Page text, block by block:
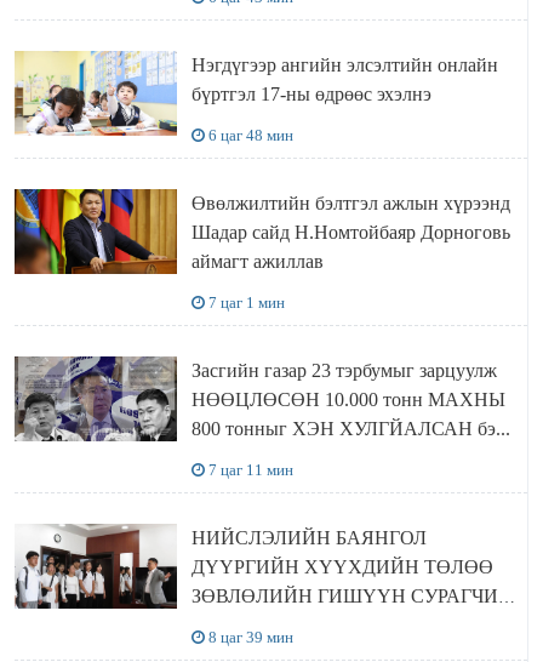
Нэгдүгээр ангийн элсэлтийн онлайн
бүртгэл 17-ны өдрөөс эхэлнэ
6 цаг 48 мин
Өвөлжилтийн бэлтгэл ажлын хүрээнд
Шадар сайд Н.Номтойбаяр Дорноговь
аймагт ажиллав
7 цаг 1 мин
Засгийн газар 23 тэрбумыг зарцуулж
НӨӨЦЛӨСӨН 10.000 тонн МАХНЫ
800 тонныг ХЭН ХУЛГЙАЛСАН бэ...
7 цаг 11 мин
НИЙСЛЭЛИЙН БАЯНГОЛ
ДҮҮРГИЙН ХҮҮХДИЙН ТӨЛӨӨ
ЗӨВЛӨЛИЙН ГИШҮҮН СУРАГЧИД
8 цаг 39 мин